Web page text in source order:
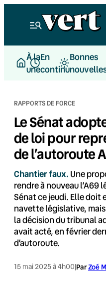
À la
une
En
continu
Bonnes
RAPPORTS DE FORCE
Le Sénat
de loi pour
de l’autoroute
Chantier faux. Une
rendre à nouveau l’A69
Sénat ce jeudi. Elle doit
navette législative,
la décision du tribunal
avait acté, en février
d’autoroute.
15 mai 2025 à 4h00|ParZoé